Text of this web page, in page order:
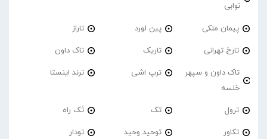
نوابی
پیمان ملکی پین لورد تاراز
تارخ تهرانی تاریک تاک داون
تاک داون و سپهر
خلسه
ترپ اشی ترند اینستا
ترول تک تَک راه
تکاور توحید وحید تودار